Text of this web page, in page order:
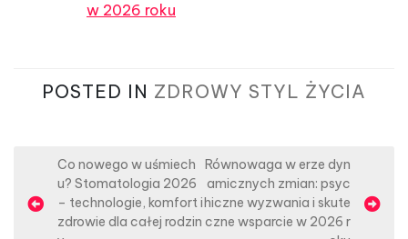
w 2026 roku
POSTED IN ZDROWY STYL ŻYCIA
a
Co nowego w uśmiech
u? Stomatologia 2026
– technologie, komfort i
zdrowie dla całej rodzin
Równowaga w erze dyn
amicznych zmian: psyc
hiczne wyzwania i skute
czne wsparcie w 2026 r